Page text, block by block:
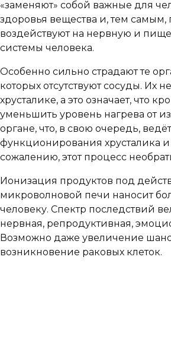
«заменяют» собой важные для
здоровья вещества и, тем самым,
воздействуют на нервную и
системы человека.
Особенно сильно страдают те
которых отсутствуют сосуды. Их
хрусталике, а это означает, что
уменьшить уровень нагрева от
органе, что, в свою очередь,
функционирования хрусталика
сожалению, этот процесс
Ионизация продуктов под
микроволновой печи наносит
человеку. Спектр последствий
нервная, репродуктивная,
Возможно даже увеличение
возникновение раковых клеток.